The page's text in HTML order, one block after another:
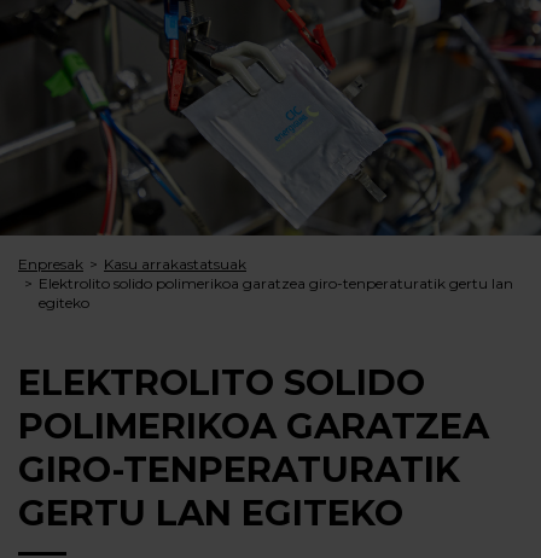
Enpresak
Kasu arrakastatsuak
Elektrolito solido polimerikoa garatzea giro-tenperaturatik gertu lan
egiteko
ELEKTROLITO SOLIDO
POLIMERIKOA GARATZEA
GIRO-TENPERATURATIK
GERTU LAN EGITEKO